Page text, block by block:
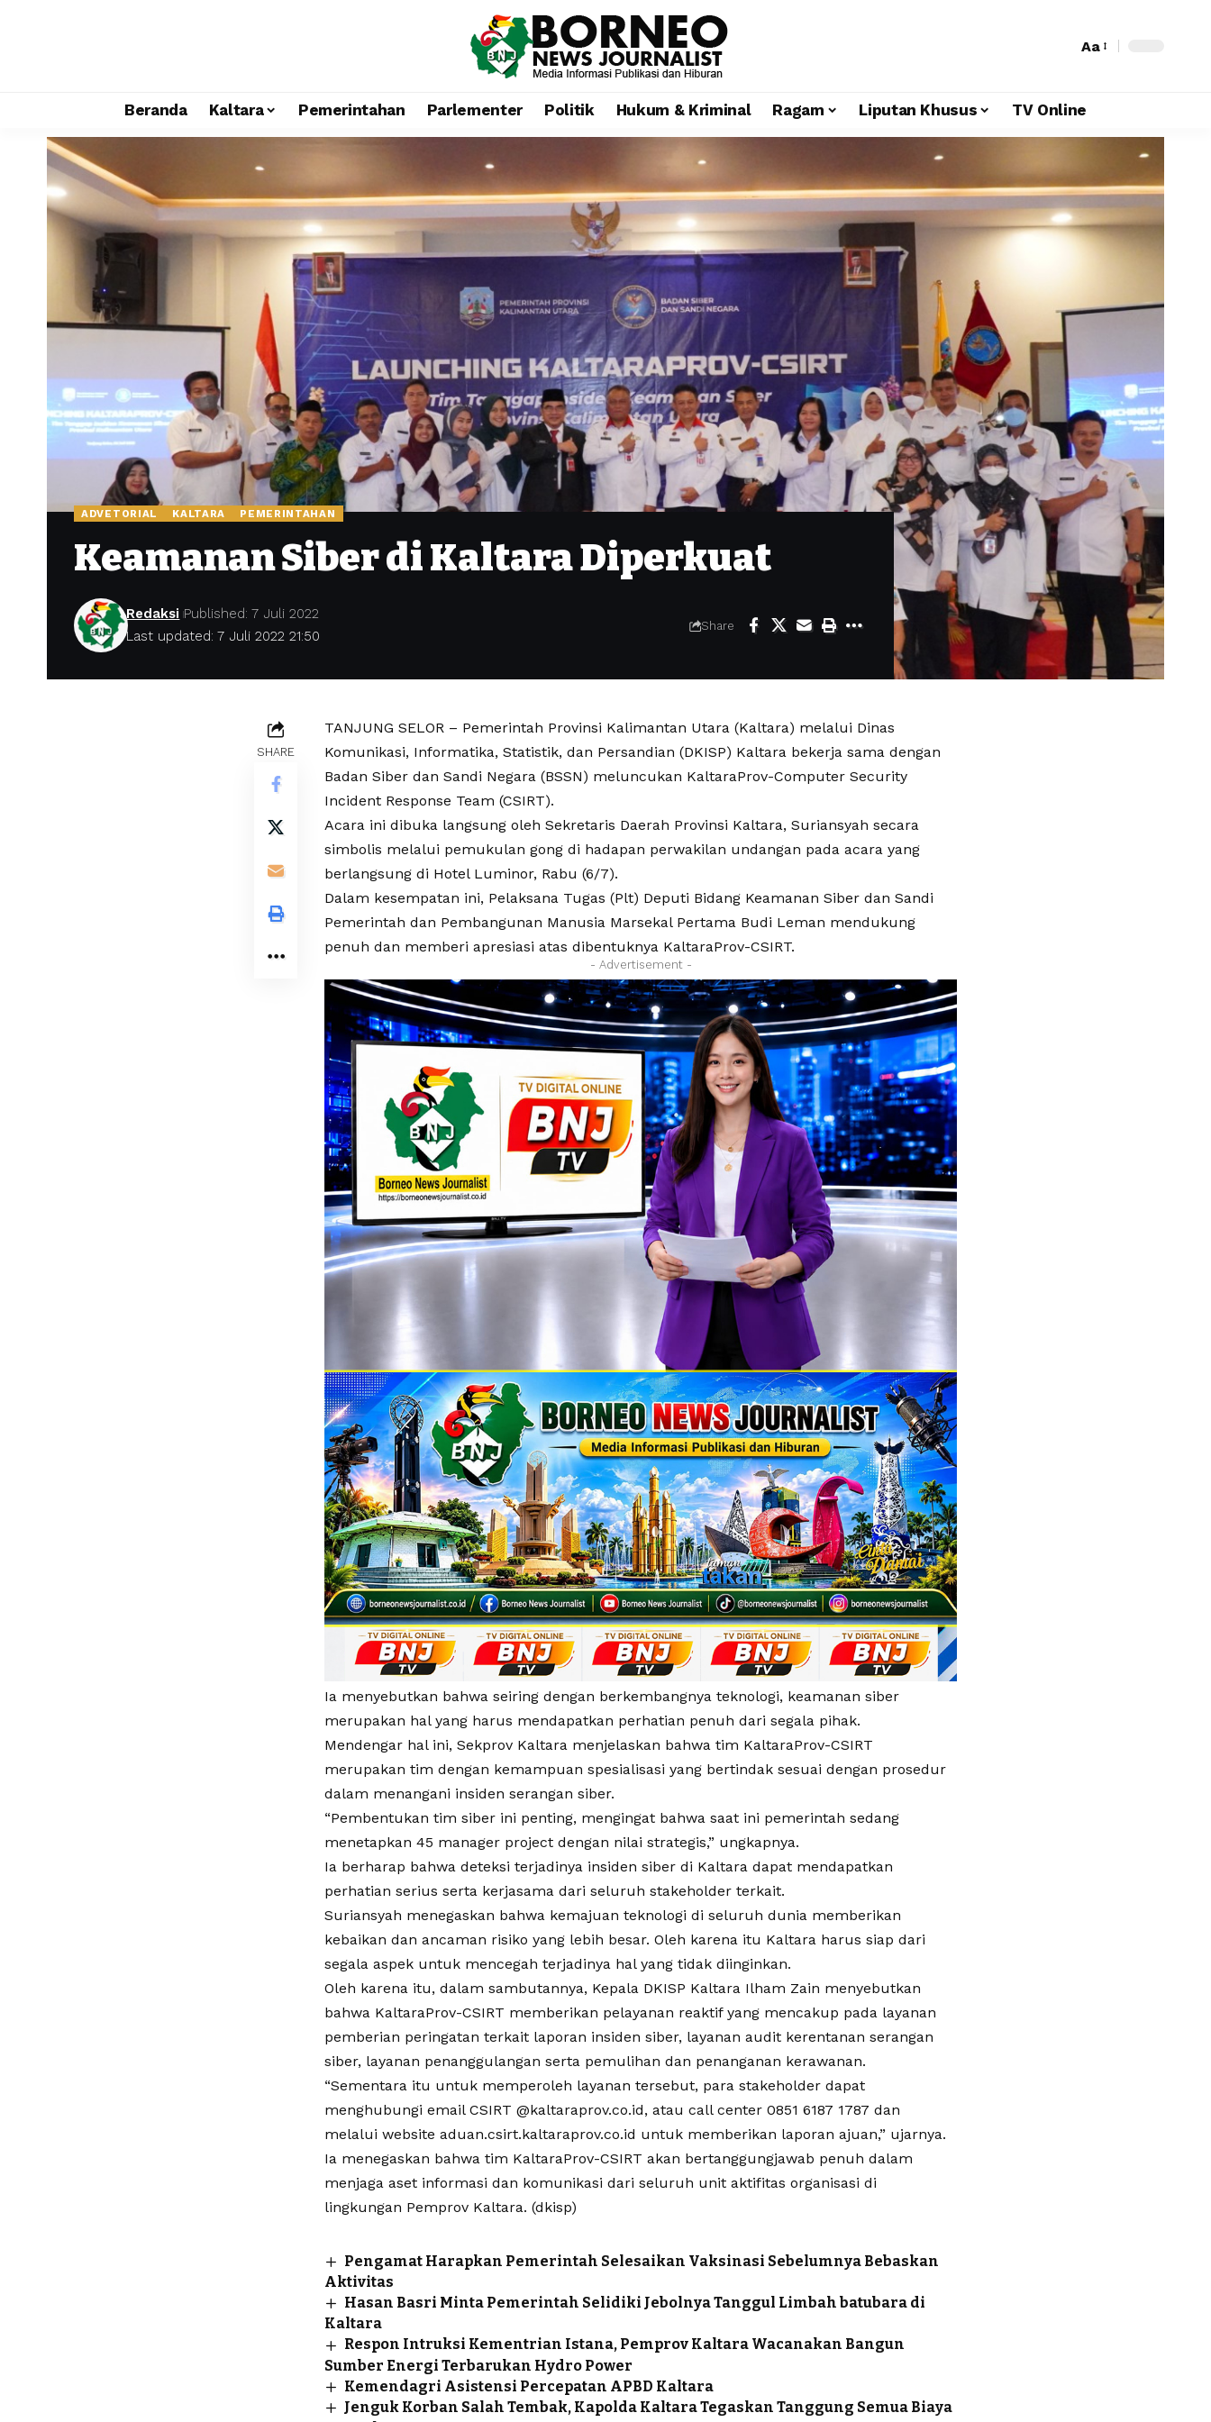
Aa
Beranda Kaltara Pemerintahan Parlementer Politik Hukum & Kriminal Ragam Liputan Khusus TV Online
ADVETORIAL KALTARA PEMERINTAHAN
Keamanan Siber di Kaltara Diperkuat
Last updated: 7 Juli 2022 21:50
Redaksi Published: 7 Juli 2022
Share
SHARE
TANJUNG SELOR – Pemerintah Provinsi Kalimantan Utara (Kaltara) melalui Dinas
Komunikasi, Informatika, Statistik, dan Persandian (DKISP) Kaltara bekerja sama dengan
Badan Siber dan Sandi Negara (BSSN) meluncukan KaltaraProv-Computer Security
Incident Response Team (CSIRT).
Acara ini dibuka langsung oleh Sekretaris Daerah Provinsi Kaltara, Suriansyah secara
simbolis melalui pemukulan gong di hadapan perwakilan undangan pada acara yang
berlangsung di Hotel Luminor, Rabu (6/7).
Dalam kesempatan ini, Pelaksana Tugas (Plt) Deputi Bidang Keamanan Siber dan Sandi
Pemerintah dan Pembangunan Manusia Marsekal Pertama Budi Leman mendukung
penuh dan memberi apresiasi atas dibentuknya KaltaraProv-CSIRT.
- Advertisement -
Ia menyebutkan bahwa seiring dengan berkembangnya teknologi, keamanan siber
merupakan hal yang harus mendapatkan perhatian penuh dari segala pihak.
Mendengar hal ini, Sekprov Kaltara menjelaskan bahwa tim KaltaraProv-CSIRT
merupakan tim dengan kemampuan spesialisasi yang bertindak sesuai dengan prosedur
dalam menangani insiden serangan siber.
“Pembentukan tim siber ini penting, mengingat bahwa saat ini pemerintah sedang
menetapkan 45 manager project dengan nilai strategis,” ungkapnya.
Ia berharap bahwa deteksi terjadinya insiden siber di Kaltara dapat mendapatkan
perhatian serius serta kerjasama dari seluruh stakeholder terkait.
Suriansyah menegaskan bahwa kemajuan teknologi di seluruh dunia memberikan
kebaikan dan ancaman risiko yang lebih besar. Oleh karena itu Kaltara harus siap dari
segala aspek untuk mencegah terjadinya hal yang tidak diinginkan.
Oleh karena itu, dalam sambutannya, Kepala DKISP Kaltara Ilham Zain menyebutkan
bahwa KaltaraProv-CSIRT memberikan pelayanan reaktif yang mencakup pada layanan
pemberian peringatan terkait laporan insiden siber, layanan audit kerentanan serangan
siber, layanan penanggulangan serta pemulihan dan penanganan kerawanan.
“Sementara itu untuk memperoleh layanan tersebut, para stakeholder dapat
menghubungi email CSIRT @kaltaraprov.co.id, atau call center 0851 6187 1787 dan
melalui website aduan.csirt.kaltaraprov.co.id untuk memberikan laporan ajuan,” ujarnya.
Ia menegaskan bahwa tim KaltaraProv-CSIRT akan bertanggungjawab penuh dalam
menjaga aset informasi dan komunikasi dari seluruh unit aktifitas organisasi di
lingkungan Pemprov Kaltara. (dkisp)
Pengamat Harapkan Pemerintah Selesaikan Vaksinasi Sebelumnya Bebaskan
Aktivitas
Hasan Basri Minta Pemerintah Selidiki Jebolnya Tanggul Limbah batubara di
Kaltara
Respon Intruksi Kementrian Istana, Pemprov Kaltara Wacanakan Bangun
Sumber Energi Terbarukan Hydro Power
Kemendagri Asistensi Percepatan APBD Kaltara
Jenguk Korban Salah Tembak, Kapolda Kaltara Tegaskan Tanggung Semua Biaya